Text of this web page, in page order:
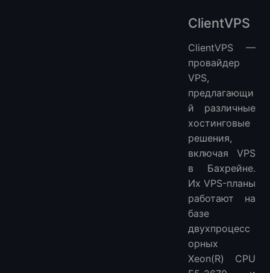
ClientVPS
ClientVPS —
провайдер
VPS,
предлагающи
й различные
хостинговые
решения,
включая VPS
в Бахрейне.
Их VPS-планы
работают на
базе
двухпроцесс
орных
Xeon(R) CPU